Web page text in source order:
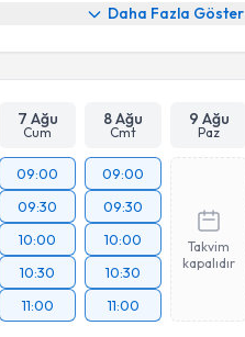
Daha Fazla Göster
7 Ağu
Cum
8 Ağu
Cmt
9 Ağu
Paz
09:00
09:30
10:00
10:30
11:00
09:00
09:30
10:00
10:30
11:00
Takvim
kapalıdır